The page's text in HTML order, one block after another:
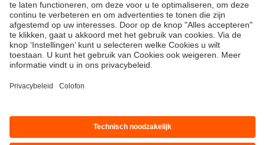
Contactformulier
klantenservice@saxoprint.nl
Algemene voorwaarden|Privacybeleid|